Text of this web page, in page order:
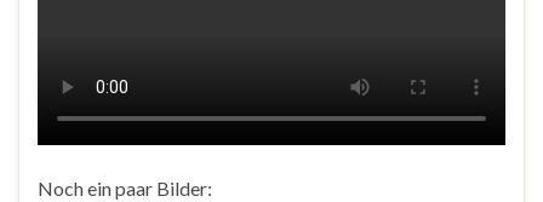
Noch ein paar Bilder: